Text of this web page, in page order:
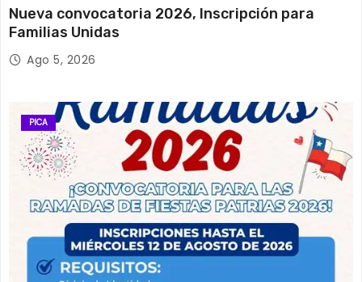
Nueva convocatoria 2026, Inscripción para
Familias Unidas
Ago 5, 2026
PICA